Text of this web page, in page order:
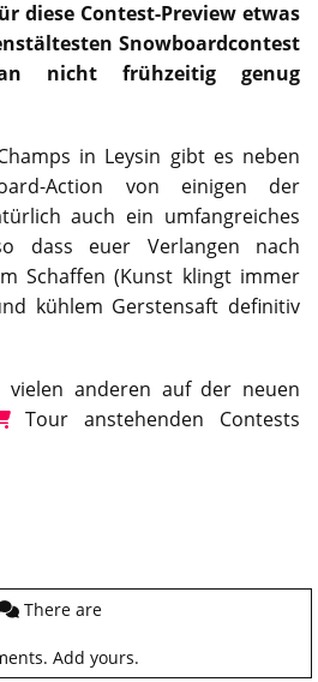
diese Contest-Preview etwas
Snowboardcontest
nicht frühzeitig genug
in Leysin gibt es neben
-Action von einigen der
auch ein umfangreiches
dass euer Verlangen nach
Schaffen (Kunst klingt immer
kühlem Gerstensaft definitiv
anderen auf der neuen
Tour anstehenden Contests
There are
Add yours.